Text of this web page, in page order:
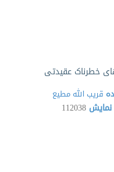
خطرناک عقیدتی
قریب الله مطیع
نمایش 112038